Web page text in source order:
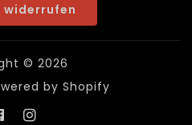
© 2026
by Shopify
Instagram